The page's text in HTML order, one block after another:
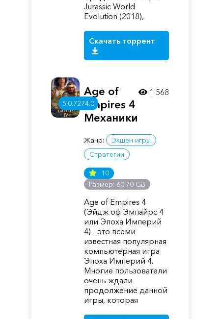
Jurassic World
Evolution (2018),
Скачать торрент
5.0.7274.0
Age of
Empires 4
Механики
Жанр:
Экшен игры
Стратегии
10
Размер: 60.70 GB
Age of Empires 4
(Эйдж оф Эмпайрс 4
или Эпоха Империй
4) – это всеми
известная популярная
компьютерная игра
Эпоха Империй 4.
Многие пользователи
очень ждали
продолжение данной
игры, которая
1 568